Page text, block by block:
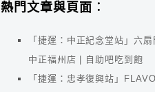
熱門文章與頁面︰
「捷運：中正紀念堂站」六
中正福州店 | 自助吧吃到飽
「捷運：忠孝復興站」